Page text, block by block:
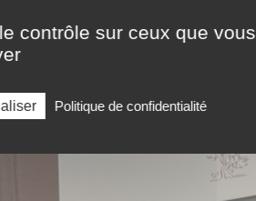
contrôle sur ceux que vous
Politique de confidentialité